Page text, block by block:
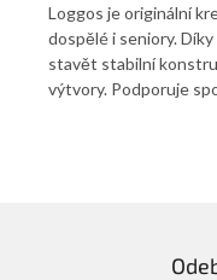
Loggos je originální
dospělé i seniory.
stavět stabilní
výtvory. Podporuje